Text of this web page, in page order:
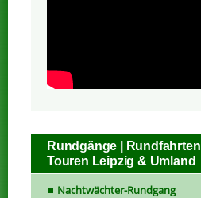
Rundgänge | Rundfahrten |
Touren Leipzig & Umland
Nachtwächter-Rundgang